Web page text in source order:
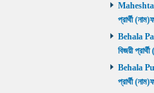
প্রার্থী
Behala
বিজয়ী
Behala
প্রার্থী